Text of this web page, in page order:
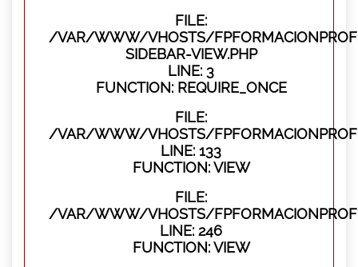
FILE:
/VAR/WWW/VHOSTS/
SIDEBAR-VIEW.PHP
LINE: 3
FUNCTION: REQUIRE_ONCE
FILE:
/VAR/WWW/VHOSTS/
LINE: 133
FUNCTION: VIEW
FILE:
/VAR/WWW/VHOSTS/
LINE: 246
FUNCTION: VIEW